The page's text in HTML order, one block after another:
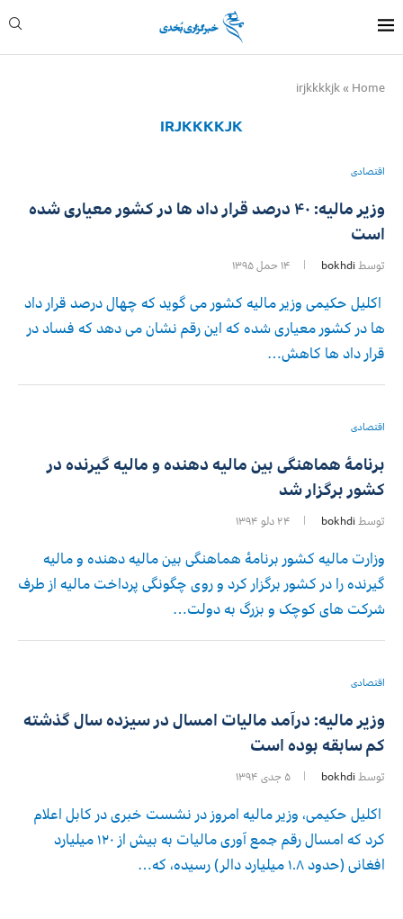
Home
»
irjkkkkjk
IRJKKKKJK
اقتصادی
وزیر مالیه: ۴۰ درصد قرار داد ها در کشور معیاری شده
است
توسط bokhdi ۱۴ حمل ۱۳۹۵
اکلیل حکیمی وزیر مالیه کشور می گوید که چهال درصد قرار داد
ها در کشور معیاری شده که این رقم نشان می دهد که فساد در
قرار داد ها کاهش…
اقتصادی
برنامۀ هماهنگی بین مالیه دهنده و مالیه گیرنده در
کشور برگزار شد
توسط bokhdi ۲۴ دلو ۱۳۹۴
وزارت مالیه کشور برنامۀ هماهنگی بین مالیه دهنده و مالیه
گیرنده را در کشور برگزار کرد و روی چگونگی پرداخت مالیه از طرف
شرکت های کوچک و بزرگ به دولت…
اقتصادی
وزیر مالیه: درآمد مالیات امسال در سیزده سال گذشته
کم سابقه بوده است
توسط bokhdi ۵ جدی ۱۳۹۴
اکلیل حکیمی، وزیر مالیه امروز در نشست خبری در کابل اعلام
کرد که امسال رقم جمع آوری مالیات به بیش از ۱۲۰ میلیارد
افغانی (حدود ۱.۸ میلیارد دالر) رسیده، که…